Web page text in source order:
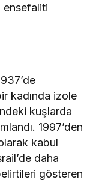
kadında izole
kuşlarda
1997’den
kabul
daha
gösteren